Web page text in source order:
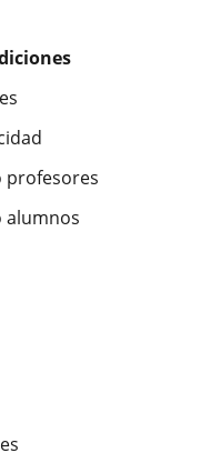
profesores
alumnos